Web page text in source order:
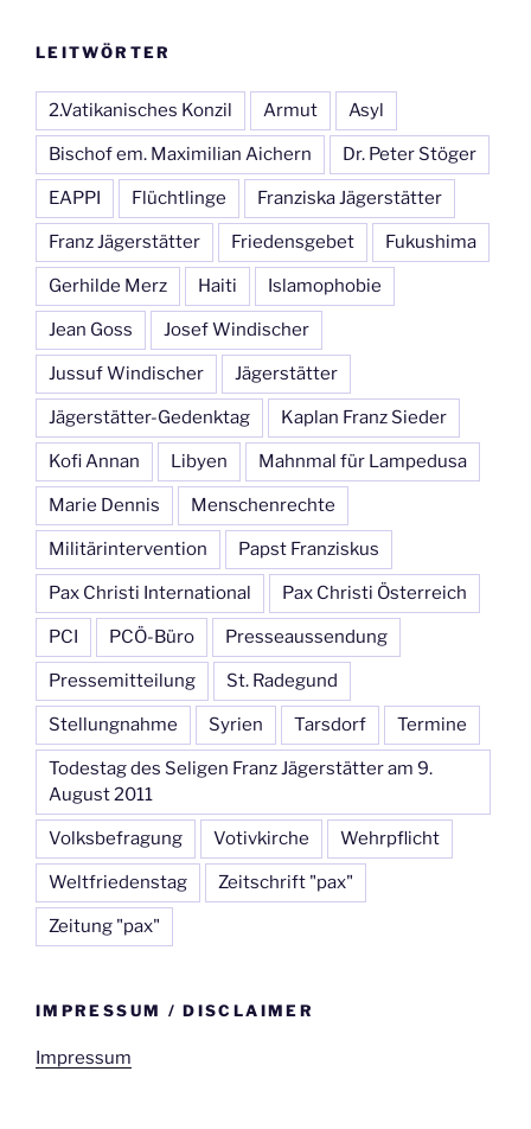
LEITWÖRTER
2.Vatikanisches Konzil Armut Asyl
Bischof em. Maximilian Aichern Dr. Peter Stöger
EAPPI Flüchtlinge Franziska Jägerstätter
Franz Jägerstätter Friedensgebet Fukushima
Gerhilde Merz Haiti Islamophobie
Jean Goss Josef Windischer
Jussuf Windischer Jägerstätter
Jägerstätter-Gedenktag Kaplan Franz Sieder
Kofi Annan Libyen Mahnmal für Lampedusa
Marie Dennis Menschenrechte
Militärintervention Papst Franziskus
Pax Christi International Pax Christi Österreich
PCI PCÖ-Büro Presseaussendung
Pressemitteilung St. Radegund
Stellungnahme Syrien Tarsdorf Termine
Todestag des Seligen Franz Jägerstätter am 9.
August 2011
Volksbefragung Votivkirche Wehrpflicht
Weltfriedenstag Zeitschrift "pax"
Zeitung "pax"
IMPRESSUM / DISCLAIMER
Impressum